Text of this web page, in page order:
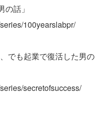
の話」
100yearslabpr/
でも起業で復活した男の
secretofsuccess/